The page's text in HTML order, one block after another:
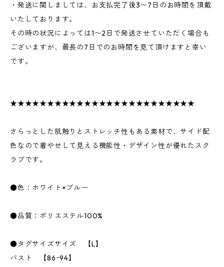
・発送に関しましては、お支払完了後3〜7日のお時間を頂戴
いたしております。
その時の状況によっては1〜2日で発送させていただく場合も
ございますが、最長の7日でのお時間を見て頂けますと幸い
です。
★★★★★★★★★★★★★★★★★★★★★★★★★
さらっとした肌触りとストレッチ性もある素材で、サイド配
色なので着やせして見える機能性・デザイン性が優れたスク
ラブです。
●色：ホワイト×ブルー
●品質：ポリエステル100%
●タグサイズサイズ 【L】
バスト 【86ｰ94】